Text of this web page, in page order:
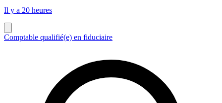
Il y a 20 heures
Comptable qualifié(e) en fiduciaire